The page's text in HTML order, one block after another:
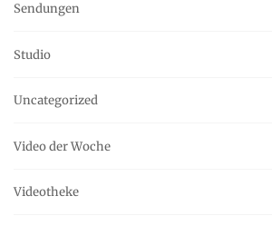
Sendungen
Studio
Uncategorized
Video der Woche
Videotheke